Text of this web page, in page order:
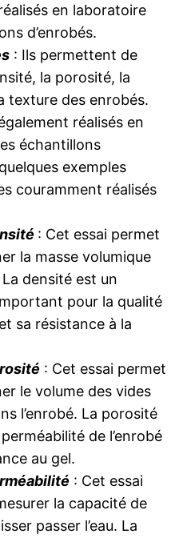
en laboratoire
d’enrobés.
: Ils permettent de
la porosité, la
texture des enrobés.
réalisés en
échantillons
exemples
couramment réalisés
: Cet essai permet
la masse volumique
La densité est un
pour la qualité
sa résistance à la
: Cet essai permet
le volume des vides
l’enrobé. La porosité
de l’enrobé
au gel.
: Cet essai
la capacité de
passer l’eau. La